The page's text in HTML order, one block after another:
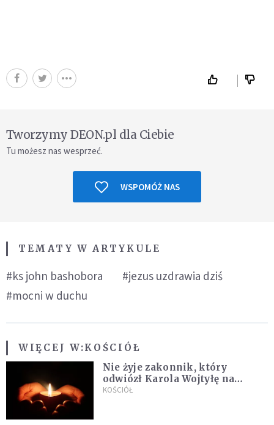
Tworzymy DEON.pl dla Ciebie
Tu możesz nas wesprzeć.
WSPOMÓŻ NAS
TEMATY W ARTYKULE
#ks john bashobora
#jezus uzdrawia dziś
#mocni w duchu
WIĘCEJ W:KOŚCIÓŁ
Nie żyje zakonnik, który
odwiózł Karola Wojtyłę na
konklawe. Jan Paweł II nazywał
KOŚCIÓŁ